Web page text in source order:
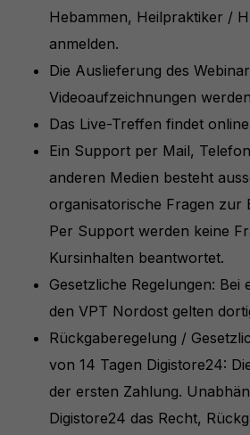
Hebammen, Heilpraktiker /
anmelden.
Die Auslieferung des
Videoaufzeichnungen
Das Live-Treffen findet
Ein Support per Mail,
anderen Medien besteht
organisatorische Fragen zur
Per Support werden keine
Kursinhalten beantwortet.
Gesetzliche Regelungen:
den VPT Nordost gelten
Rückgaberegelung /
von 14 Tagen Digistore24:
der ersten Zahlung.
Digistore24 das Recht,